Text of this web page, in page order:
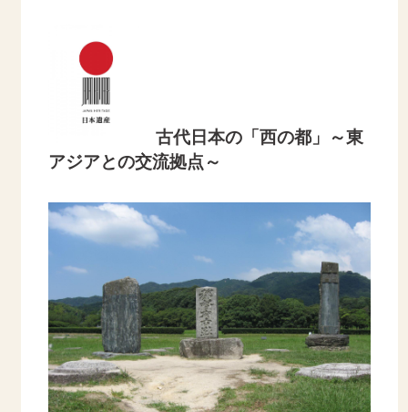
古代日本の「西の都」～東
アジアとの交流拠点～